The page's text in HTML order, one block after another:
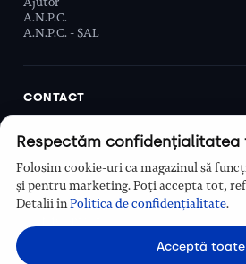
A.N.P.C.
A.N.P.C. - SAL
CONTACT
Sector 6, București, România
Program
Luni–Vineri, 9:00 – 16:00
Respectăm confidențialitatea
Folosim cookie-uri ca magazinul să
și pentru marketing. Poți accepta tot,
Detalii înPolitica de confidențialitate.
Acceptă toate